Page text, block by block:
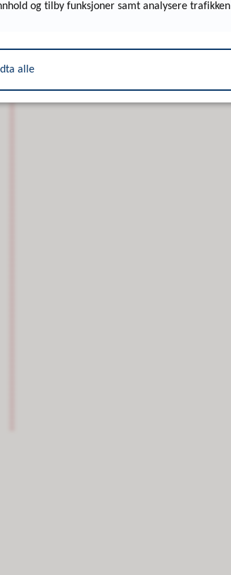
og tilby funksjoner samt analysere
alle